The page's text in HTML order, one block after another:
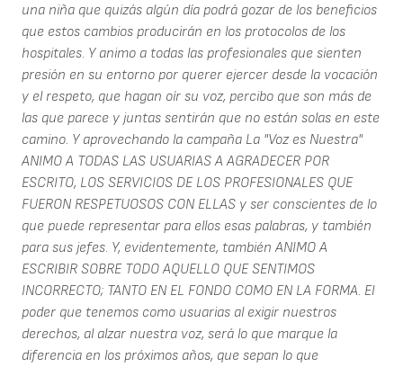
una niña que quizás algún día podrá gozar de los beneficios
que estos cambios producirán en los protocolos de los
hospitales. Y animo a todas las profesionales que sienten
presión en su entorno por querer ejercer desde la vocación
y el respeto, que hagan oír su voz, percibo que son más de
las que parece y juntas sentirán que no están solas en este
camino. Y aprovechando la campaña La "Voz es Nuestra"
ANIMO A TODAS LAS USUARIAS A AGRADECER POR
ESCRITO, LOS SERVICIOS DE LOS PROFESIONALES QUE
FUERON RESPETUOSOS CON ELLAS y ser conscientes de lo
que puede representar para ellos esas palabras, y también
para sus jefes. Y, evidentemente, también ANIMO A
ESCRIBIR SOBRE TODO AQUELLO QUE SENTIMOS
INCORRECTO; TANTO EN EL FONDO COMO EN LA FORMA. El
poder que tenemos como usuarias al exigir nuestros
derechos, al alzar nuestra voz, será lo que marque la
diferencia en los próximos años, que sepan lo que